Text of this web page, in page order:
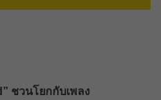
ชวนโยกกับเพลง